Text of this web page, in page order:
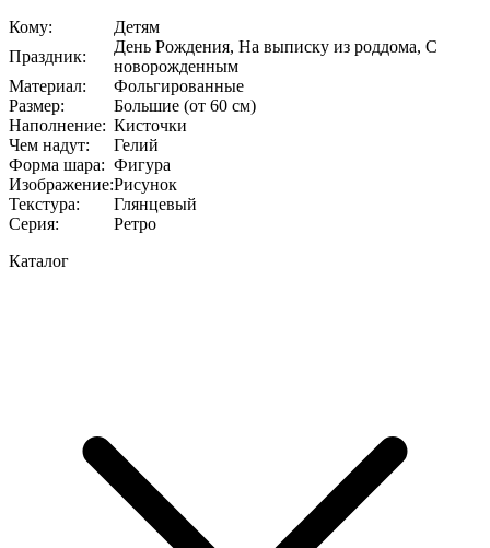
Кому:
Детям
Праздник:
День Рождения, На выписку из роддома, С
новорожденным
Материал:
Фольгированные
Размер:
Большие (от 60 см)
Наполнение: Кисточки
Чем надут:
Гелий
Форма шара: Фигура
Изображение:Рисунок
Текстура:
Глянцевый
Серия:
Ретро
Каталог